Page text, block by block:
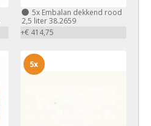
5xEmbalan dekkend rood
2,5 liter 38.2659
+€ 414,75
5x